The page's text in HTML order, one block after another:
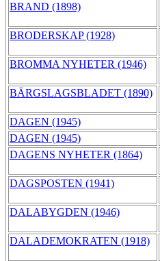
BRAND (1898)
BRODERSKAP (1928)
BROMMA NYHETER (1946)
BÄRGSLAGSBLADET (1890)
DAGEN (1945)
DAGEN (1945)
DAGENS NYHETER (1864)
DAGSPOSTEN (1941)
DALABYGDEN (1946)
DALADEMOKRATEN (1918)